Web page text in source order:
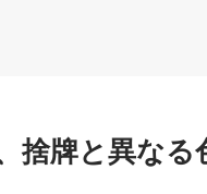
捨牌と異な